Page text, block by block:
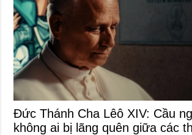
Đức Thánh Cha Lêô XIV: Cầu
không ai bị lãng quên giữa các